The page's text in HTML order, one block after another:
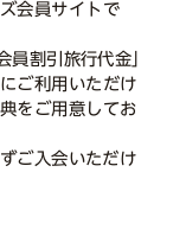
会員サイトで
割引旅行代金」
ご利用いただけ
をご用意してお
ご入会いただけ